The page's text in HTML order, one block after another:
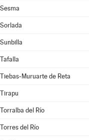
Sesma
Sorlada
Sunbilla
Tafalla
Tiebas-Muruarte de Reta
Tirapu
Torralba del Río
Torres del Río